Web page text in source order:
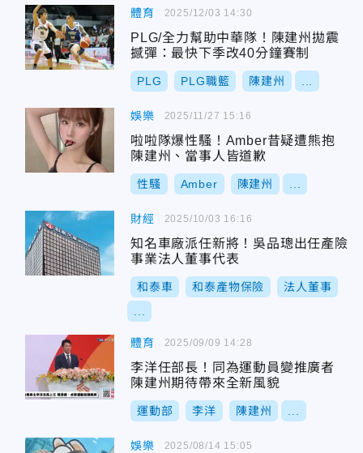
體育
PLG/全力幫助中華隊！陳建州拋震
撼彈：最快下季改40分鐘賽制
PLG PLG職籃 陳建州
2025/12/03 14:30
娛樂
啦啦隊爆性騷！Amber昔疑遭熊抱
陳建州、當事人皆道歉
性騷 Amber 陳建州
2025/11/27 15:16
財經
知名車廠派任新將！吳品璁出任產險
事業法人董事代表
和泰車 和泰產物保險 法人董事
2025/10/03 16:16
體育
李洋任部長！同為運動員變推廣者
陳建州期待帶來全新風貌
運動部 李洋 陳建州
2025/09/09 14:28
娛樂 2025/08/14 15:05